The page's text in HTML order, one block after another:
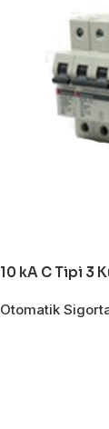
10 kA C Tipi 3
Otomatik